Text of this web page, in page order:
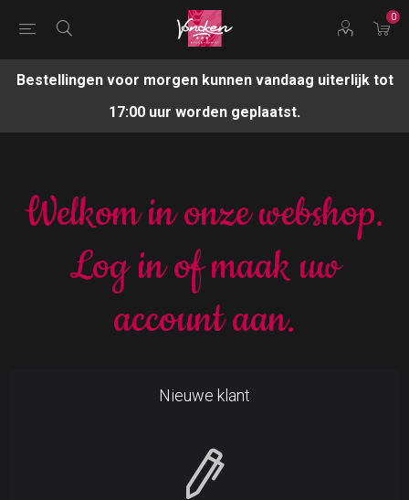
0
Bestellingen voor morgen kunnen vandaag uiterlijk tot
17:00 uur worden geplaatst.
Welkom in onze webshop.
Log in of maak uw
account aan.
Nieuwe klant